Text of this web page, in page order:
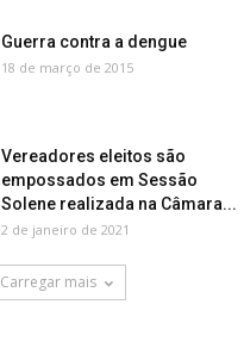
Guerra contra a dengue
18 de março de 2015
Vereadores eleitos são
empossados em Sessão
Solene realizada na Câmara...
2 de janeiro de 2021
Carregar mais